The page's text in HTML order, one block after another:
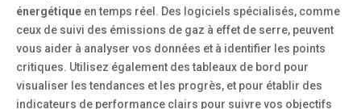
énergétique en temps réel. Des logiciels spécialisés, comme
ceux de suivi des émissions de gaz à effet de serre, peuvent
vous aider à analyser vos données et à identifier les points
critiques. Utilisez également des tableaux de bord pour
visualiser les tendances et les progrès, et pour établir des
indicateurs de performance clairs pour suivre vos objectifs